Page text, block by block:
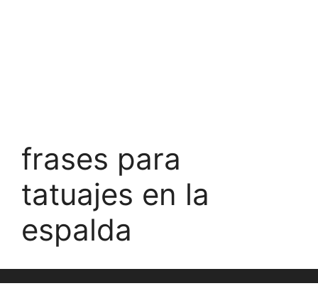
frases para
tatuajes en la
espalda